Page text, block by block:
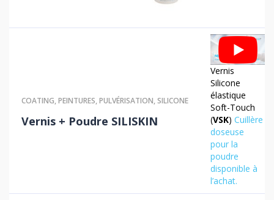
COATING,PEINTURES,PULVÉRISATION,SILICONE
Vernis + Poudre SILISKIN
Vernis
Silicone
élastique
Soft-Touch
(VSK)Cuillère
doseuse
pour la
poudre
disponible à
l’achat.